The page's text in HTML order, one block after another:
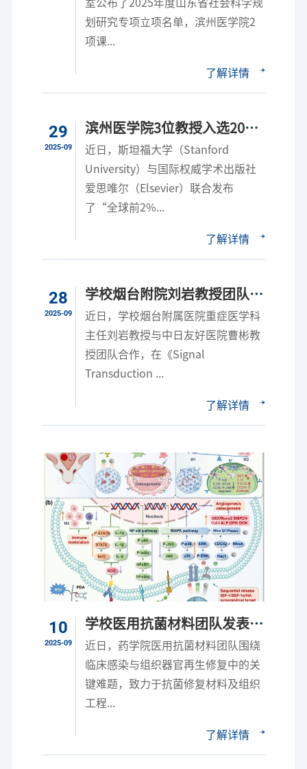
室公布了2025年度山东省社会科学规
划研究专项立项名单，滨州医学院2
项课...
了解详情
29
2025-09
滨州医学院3位教授入选2025
年度全球前2%顶尖科学家榜
单
近日，斯坦福大学（Stanford
University）与国际权威学术出版社
爱思唯尔（Elsevier）联合发布
了“全球前2%...
了解详情
28
2025-09
学校烟台附院刘岩教授团队在
《Signal Transduction and
Targeted...
近日，学校烟台附属医院重症医学科
主任刘岩教授与中日友好医院曹彬教
授团队合作，在《Signal
Transduction ...
了解详情
10
2025-09
学校医用抗菌材料团队发表系
列高水平研究成果
近日，药学院医用抗菌材料团队围绕
临床感染与组织器官再生修复中的关
键难题，致力于抗菌修复材料及组织
工程...
了解详情